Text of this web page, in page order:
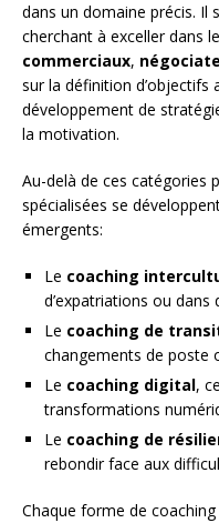
dans un domaine précis. Il
cherchant à exceller dans
commerciaux,
sur la définition d’objectifs
développement de
la motivation.
Au-delà de ces catégories
spécialisées se
émergents:
Le coaching
d’expatriations ou
Le coaching de
changements de poste
Le coaching digital,
transformations
Le coaching de
rebondir face aux
Chaque forme de